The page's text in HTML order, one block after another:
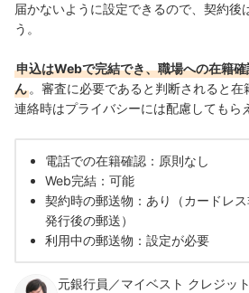
届かないように設定できるので、契約後
う。
申込はWebで完結でき、職場への在籍
ん。審査に必要であると判断されると在
連絡時はプライバシーには配慮してもら
電話での在籍確認：原則なし
Web完結：可能
契約時の郵送物：あり（カードレ
発行後の郵送）
利用中の郵送物：設定が必要
元銀行員／マイベスト クレジッ